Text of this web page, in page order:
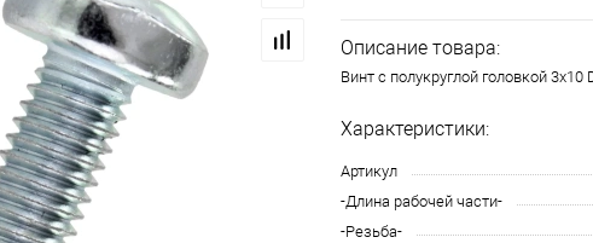
Описание товара:
Винт с полукруглой головкой 3х10
Характеристики:
Артикул
-Длина рабочей части-
-Резьба-